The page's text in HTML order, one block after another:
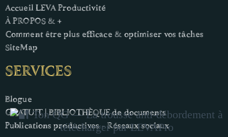
Accueil LEVA Productivité
À PROPOS & +
Comment être plus efficace & optimiser vos tâches
SiteMap
SERVICES
Blogue
GRATUIT | BIBLIOTHÈQUE de documents
Publications productives - Réseaux sociaux